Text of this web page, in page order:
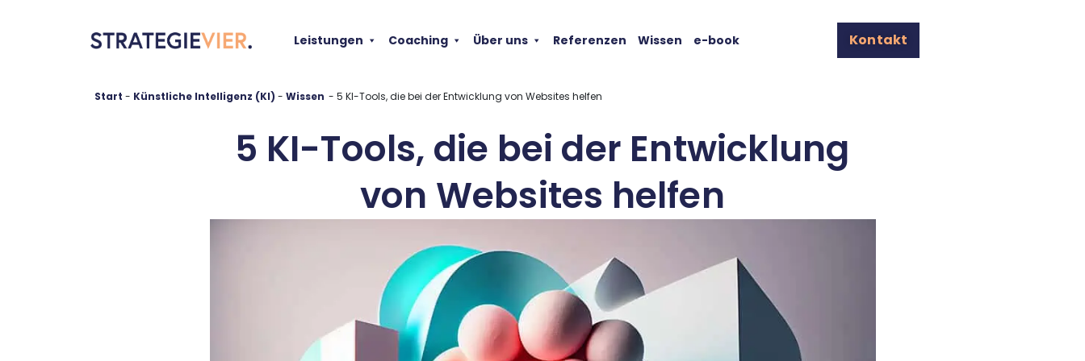
Leistungen Coaching Über uns Referenzen Wissen e-book Kontakt
Start - Künstliche Intelligenz (KI) - - 5 KI-Tools, die bei der Entwicklung von Websites helfen
5 KI-Tools, die bei der Entwicklung
von Websites helfen